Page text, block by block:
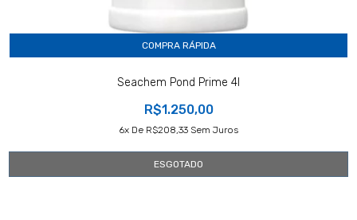
COMPRA RÁPIDA
Seachem Pond Prime 4l
R$1.250,00
6X De R$208,33 Sem Juros
ESGOTADO